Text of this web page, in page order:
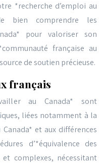
*recherche d’emploi au
bien comprendre les
pour valoriser son
française au
de soutien précieuse.
français
au Canada* sont
liées notamment à la
et aux différences
d’*équivalence des
complexes, nécessitant